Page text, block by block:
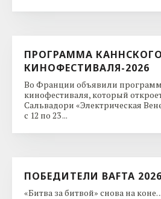
ПРОГРАММА КАННСКОГО
КИНОФЕСТИВАЛЯ-2026
Во Франции объявили
кинофестиваля, который
Сальвадори «Электрическая
с 12 по 23 ...
ПОБЕДИТЕЛИ BAFTA 2026
«Битва за битвой» снова на коне.